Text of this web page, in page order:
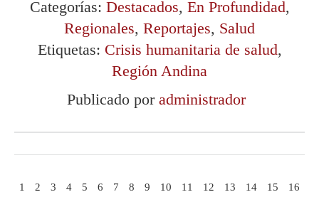
Categorías: Destacados, En Profundidad,
Regionales, Reportajes, Salud
Etiquetas: Crisis humanitaria de salud,
Región Andina
Publicado por administrador
1 2 3 4 5 6 7 8 9 10 11 12 13 14 15
16